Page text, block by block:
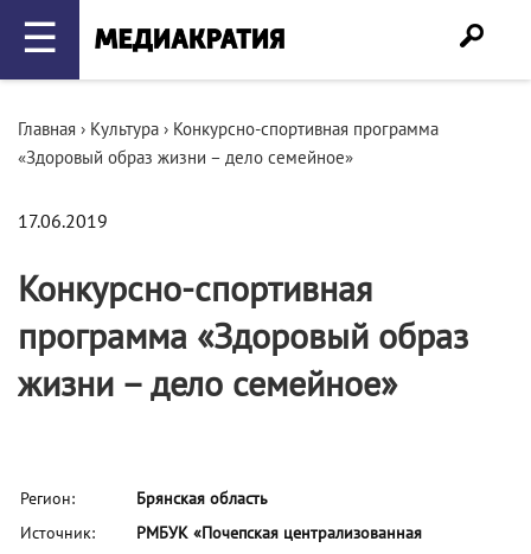
☰
Главная › Культура › Конкурсно-спортивная программа
«Здоровый образ жизни – дело семейное»
17.06.2019
Конкурсно-спортивная
программа «Здоровый образ
жизни – дело семейное»
Регион:
Брянская область
Источник:
РМБУК «Почепская централизованная